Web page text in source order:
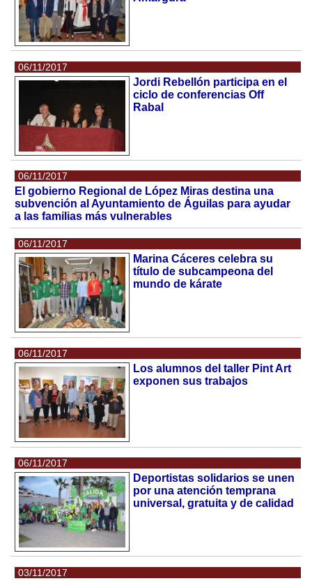
06/11/2017
Jordi Rebellón participa en el
ciclo de conferencias Off
Rabal
06/11/2017
El gobierno Regional de López Miras destina una
subvención al Ayuntamiento de Águilas para ayudar
a las familias más vulnerables
06/11/2017
Marina Cáceres celebra su
título de subcampeona del
mundo de kárate
06/11/2017
Los alumnos del taller Pint Art
exponen sus trabajos
06/11/2017
Deportistas solidarios se unen
por una atención temprana
universal, gratuita y de calidad
03/11/2017